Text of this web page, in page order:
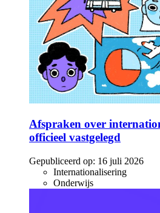
Afspraken over
officieel vastgelegd
Gepubliceerd op: 16 juli 2026
Internationalisering
Onderwijs